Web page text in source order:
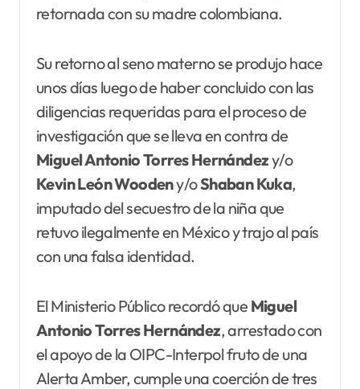
retornada con su madre colombiana.
Su retorno al seno materno se produjo hace
unos días luego de haber concluido con las
diligencias requeridas para el proceso de
investigación que se lleva en contra de
Miguel Antonio Torres Hernándezy/o
Kevin León Woodeny/oShabanKuka,
imputado del secuestro de la niña que
retuvo ilegalmente en México y trajo al país
con una falsa identidad.
El Ministerio Público recordó que Miguel
Antonio Torres Hernández, arrestado con
el apoyo de la OIPC-Interpol fruto de una
Alerta Amber, cumple una coerción de tres